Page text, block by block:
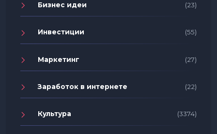
Бизнес идеи (23)
Инвестиции (55)
Маркетинг (27)
Заработок в интернете (22)
Культура (3374)